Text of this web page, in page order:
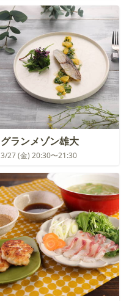
グランメゾン雄大
3/27 (金) 20:30〜21:30